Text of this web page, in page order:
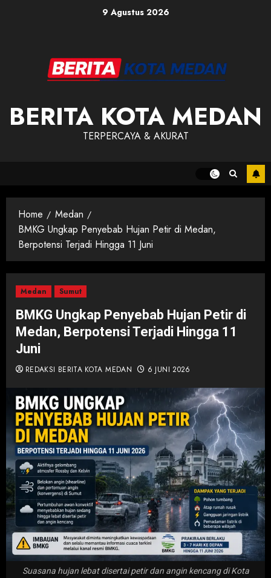
9 Agustus 2026
BERITA KOTA MEDAN
TERPERCAYA & AKURAT
Home
Medan
BMKG Ungkap Penyebab Hujan Petir di Medan,
Berpotensi Terjadi Hingga 11 Juni
Medan Sumut
BMKG Ungkap Penyebab Hujan Petir di
Medan, Berpotensi Terjadi Hingga 11
Juni
REDAKSI BERITA KOTA MEDAN 6 JUNI 2026
Suasana hujan lebat disertai petir dan angin kencang di Kota